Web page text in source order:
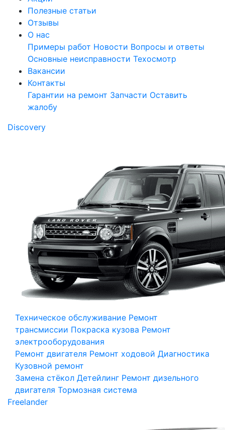
Полезные статьи
Отзывы
О нас
Примеры работ Новости Вопросы и ответы
Основные неисправности Техосмотр
Вакансии
Контакты
Гарантии на ремонт Запчасти Оставить
жалобу
Discovery
Техническое обслуживание Ремонт
трансмиссии Покраска кузова Ремонт
электрооборудования
Ремонт двигателя Ремонт ходовой Диагностика
Кузовной ремонт
Замена стёкол Детейлинг Ремонт дизельного
двигателя Тормозная система
Freelander